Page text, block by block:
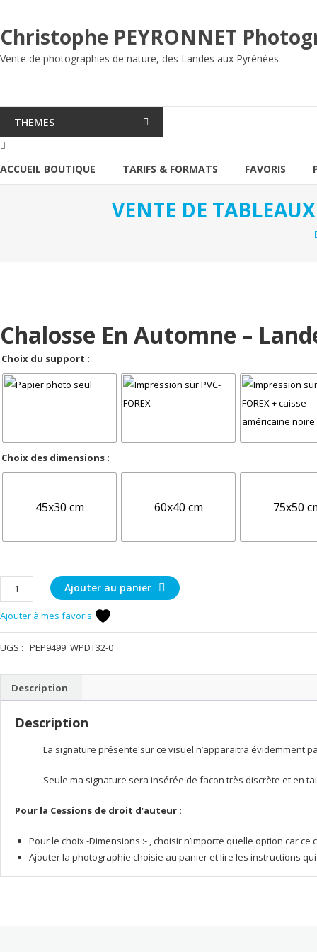
contenu
Christophe PEYRONNET
Vente de photographies de nature, des Landes aux Pyrénées
THEMES
ACCUEIL BOUTIQUE TARIFS & FORMATS FAVORIS
VENTE DE
Chalosse En Automne –
Choix du support :
Choix des dimensions :
45x30 cm 60x40 cm 75x50
quantité
de
Chalosse
en
automne
Ajouter au panier
Ajouter à mes favoris
UGS : _PEP9499_WPDT32-0
Description
Description
La signature présente sur ce visuel n’apparaitra évidemment
Seule ma signature sera insérée de facon très discrète et en
Pour la Cessions de droit d’auteur :
Pour le choix -Dimensions :- , choisir n’importe quelle option car
Ajouter la photographie choisie au panier et lire les instructions